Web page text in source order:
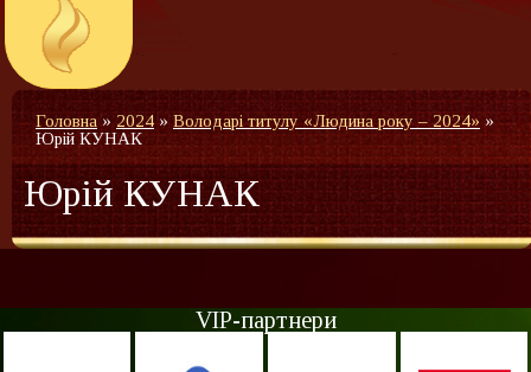
Головна »2024»Володарі титулу «Людина року – 2024» »
Юрій КУНАК
Юрій КУНАК
VIP-партнери